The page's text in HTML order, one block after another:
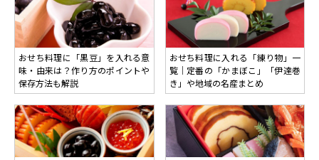
おせち料理に「黒豆」を入れる意
味・由来は？作り方のポイントや
保存方法も解説
おせち料理に入れる「練り物」一
覧｜定番の「かまぼこ」「伊達巻
き」や地域の名産まとめ